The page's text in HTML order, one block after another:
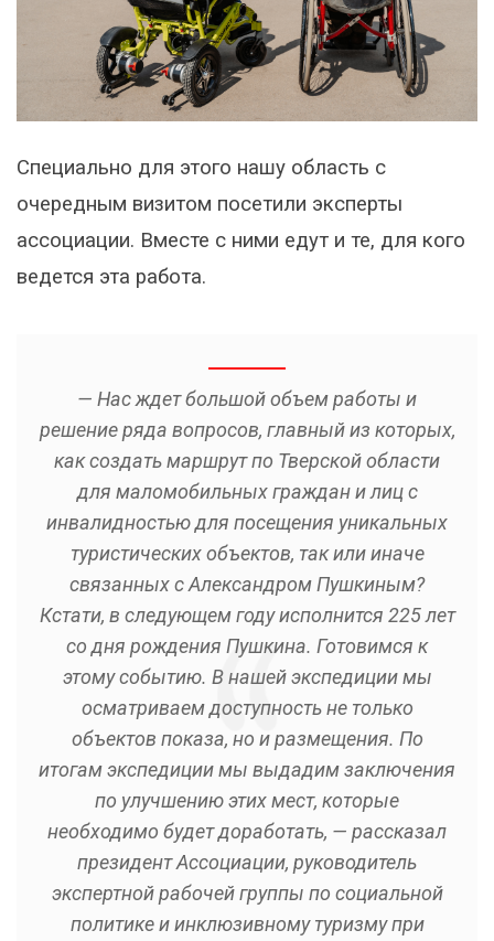
Специально для этого нашу область с
очередным визитом посетили эксперты
ассоциации. Вместе с ними едут и те, для кого
ведется эта работа.
— Нас ждет большой объем работы и
решение ряда вопросов, главный из которых,
как создать маршрут по Тверской области
для маломобильных граждан и лиц с
инвалидностью для посещения уникальных
туристических объектов, так или иначе
связанных с Александром Пушкиным?
Кстати, в следующем году исполнится 225 лет
со дня рождения Пушкина. Готовимся к
этому событию. В нашей экспедиции мы
осматриваем доступность не только
объектов показа, но и размещения. По
итогам экспедиции мы выдадим заключения
по улучшению этих мест, которые
необходимо будет доработать, — рассказал
президент Ассоциации, руководитель
экспертной рабочей группы по социальной
политике и инклюзивному туризму при